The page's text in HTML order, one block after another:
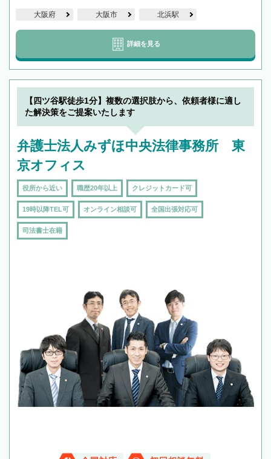
大阪府 大阪市 北浜駅
詳細を見る
【四ツ谷駅徒歩1分】複数の選択肢から、依頼者様に適し
た解決策をご提案いたします
弁護士法人みずほ中央法律事務所 東
京オフィス
役所から近い 職歴20年以上 クレジットカード可
19時以降TEL可 オンライン相談可 全国出張対応可
司法書士在籍